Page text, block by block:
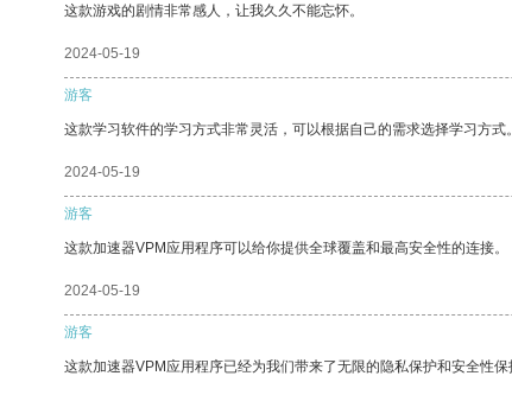
这款游戏的剧情非常感人，让我久久不能忘怀。
2024-05-19
游客
这款学习软件的学习方式非常灵活，可以根据自己的需求选择学习方式
2024-05-19
游客
这款加速器VPM应用程序可以给你提供全球覆盖和最高安全性的连接。
2024-05-19
游客
这款加速器VPM应用程序已经为我们带来了无限的隐私保护和安全性保